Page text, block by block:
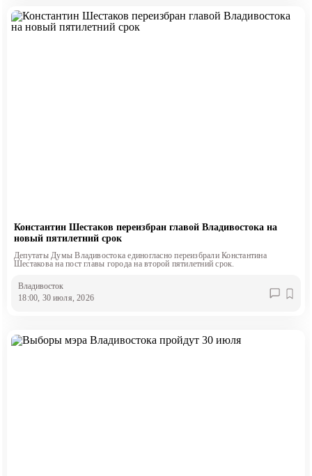
Константин Шестаков переизбран главой Владивостока на
новый пятилетний срок
Депутаты Думы Владивостока единогласно переизбрали Константина
Шестакова на пост главы города на второй пятилетний срок.
Владивосток
18:00, 30 июля, 2026